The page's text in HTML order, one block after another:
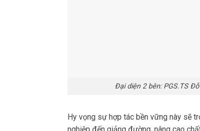
Đại diện 2 bên: PGS.TS
Hy vọng sự hợp tác bền vững này sẽ